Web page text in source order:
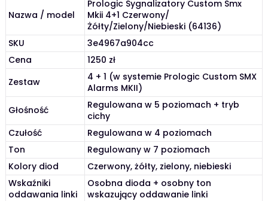
Nazwa / model
Prologic Sygnalizatory Custom Smx
Mkii 4+1 Czerwony/
Żółty/Zielony/Niebieski (64136)
SKU
3e4967a904cc
Cena
1250 zł
Zestaw
4 + 1 (w systemie Prologic Custom SMX
Alarms MKII)
Głośność
Regulowana w 5 poziomach + tryb
cichy
Czułość
Regulowana w 4 poziomach
Ton
Regulowany w 7 poziomach
Kolory diod
Czerwony, żółty, zielony, niebieski
Wskaźniki
oddawania linki
Osobna dioda + osobny ton
wskazujący oddawanie linki